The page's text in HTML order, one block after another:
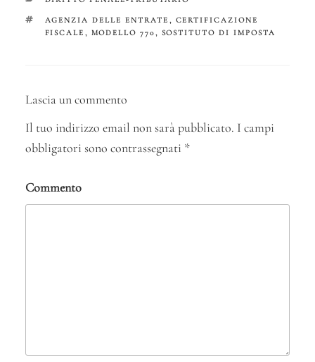
TAG
AGENZIA DELLE ENTRATE , CERTIFICAZIONE
FISCALE , MODELLO 770, SOSTITUTO DI IMPOSTA
Lascia un commento
Il tuo indirizzo email non sarà pubblicato. I campi
obbligatori sono contrassegnati *
Commento